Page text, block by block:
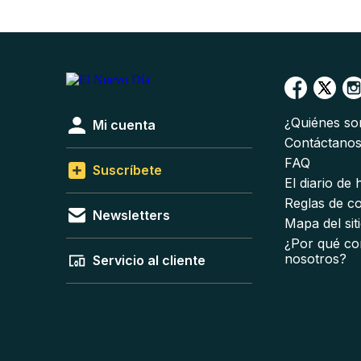
Mi cuenta
Suscríbete
Newsletters
Servicio al cliente
¿Quiénes
FAQ
El diario de
Reglas de
Mapa del
¿Por qué
nosotros?